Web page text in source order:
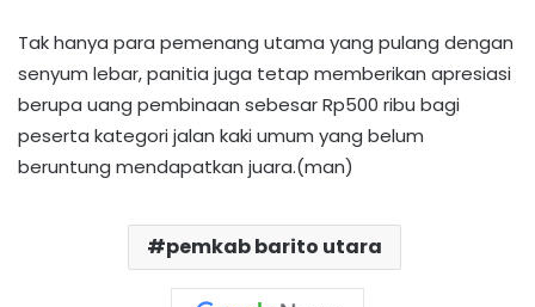
Tak hanya para pemenang utama yang pulang dengan
senyum lebar, panitia juga tetap memberikan apresiasi
berupa uang pembinaan sebesar Rp500 ribu bagi
peserta kategori jalan kaki umum yang belum
beruntung mendapatkan juara.(man)
pemkab barito utara